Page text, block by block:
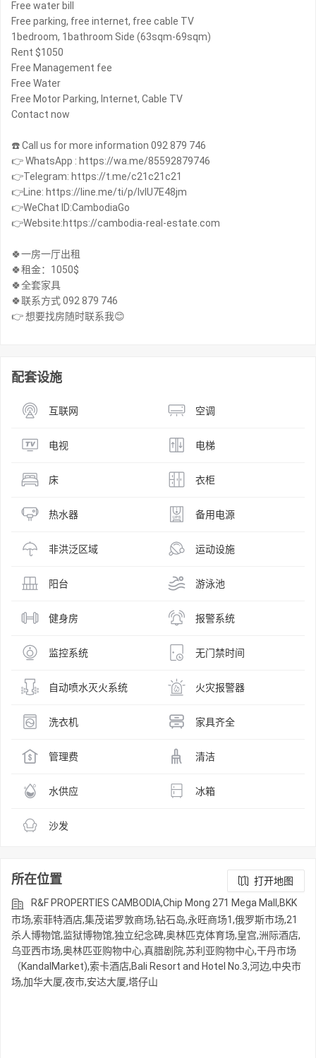
Free water bill
Free parking, free internet, free cable TV
1bedroom, 1bathroom Side (63sqm-69sqm)
Rent $1050
Free Management fee
Free Water
Free Motor Parking, Internet, Cable TV
Contact now
☎️ Call us for more information 092 879 746
👉 WhatsApp : https://wa.me/85592879746
👉Telegram: https://t.me/c21c21c21
👉Line: https://line.me/ti/p/IvIU7E48jm
👉WeChat ID:CambodiaGo
👉Website:https://cambodia-real-estate.com
🍀一房一厅出租
🍀租金：1050$
🍀全套家具
🍀联系方式 092 879 746
配套设施
互联网 空调
电视 电梯
床 衣柜
热水器 备用电源
非洪泛区域 运动设施
阳台 游泳池
健身房 报警系统
监控系统 无门禁时间
自动喷水灭火系统 火灾报警器
洗衣机 家具齐全
管理费 清洁
水供应 冰箱
沙发
所在位置
打开地图
R&F PROPERTIES CAMBODIA,Chip Mong 271 Mega Mall,BKK
市场,索菲特酒店,集茂诺罗敦商场,钻石岛,永旺商场1,俄罗斯市场,21
杀人博物馆,监狱博物馆,独立纪念碑,奥林匹克体育场,皇宫,洲际酒店,
乌亚西市场,奥林匹亚购物中心,真腊剧院,苏利亚购物中心,干丹市场
（KandalMarket),索卡酒店,Bali Resort and Hotel No.3,河边,中央市
场,加华大厦,夜市,安达大厦,塔仔山